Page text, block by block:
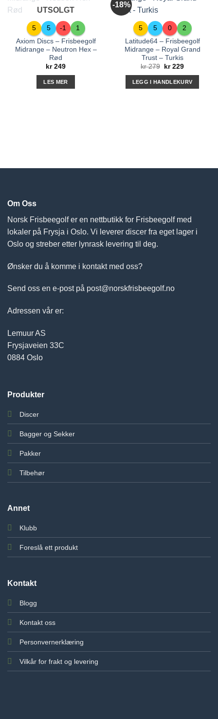
UTSOLGT
5 5 -1
1
Axiom Discs – Frisbeegolf
Midrange – Neutron Hex –
Rød
kr249
LES MER
-18%
5 5 0
2
Latitude64 – Frisbeegolf
Midrange – Royal Grand
Trust – Turkis
kr279
Opprinnelig
var:
kr 279.
kr229
er:
kr 229.
LEGG I HANDLEKURV
Om Oss
Norsk Frisbeegolf er en nettbutikk for Frisbeegolf med
lokaler på Frysja i Oslo. Vi leverer discer fra eget lager i
Oslo og streber etter lynrask levering til deg.
Ønsker du å komme i kontakt med oss?
Send oss en e-post på post@norskfrisbeegolf.no
Adressen vår er:
Lemuur AS
Frysjaveien 33C
0884 Oslo
Produkter
Discer
Bagger og Sekker
Pakker
Tilbehør
Annet
Klubb
Foreslå ett produkt
Kontakt
Blogg
Kontakt oss
Personvernerklæring
Vilkår for frakt og levering